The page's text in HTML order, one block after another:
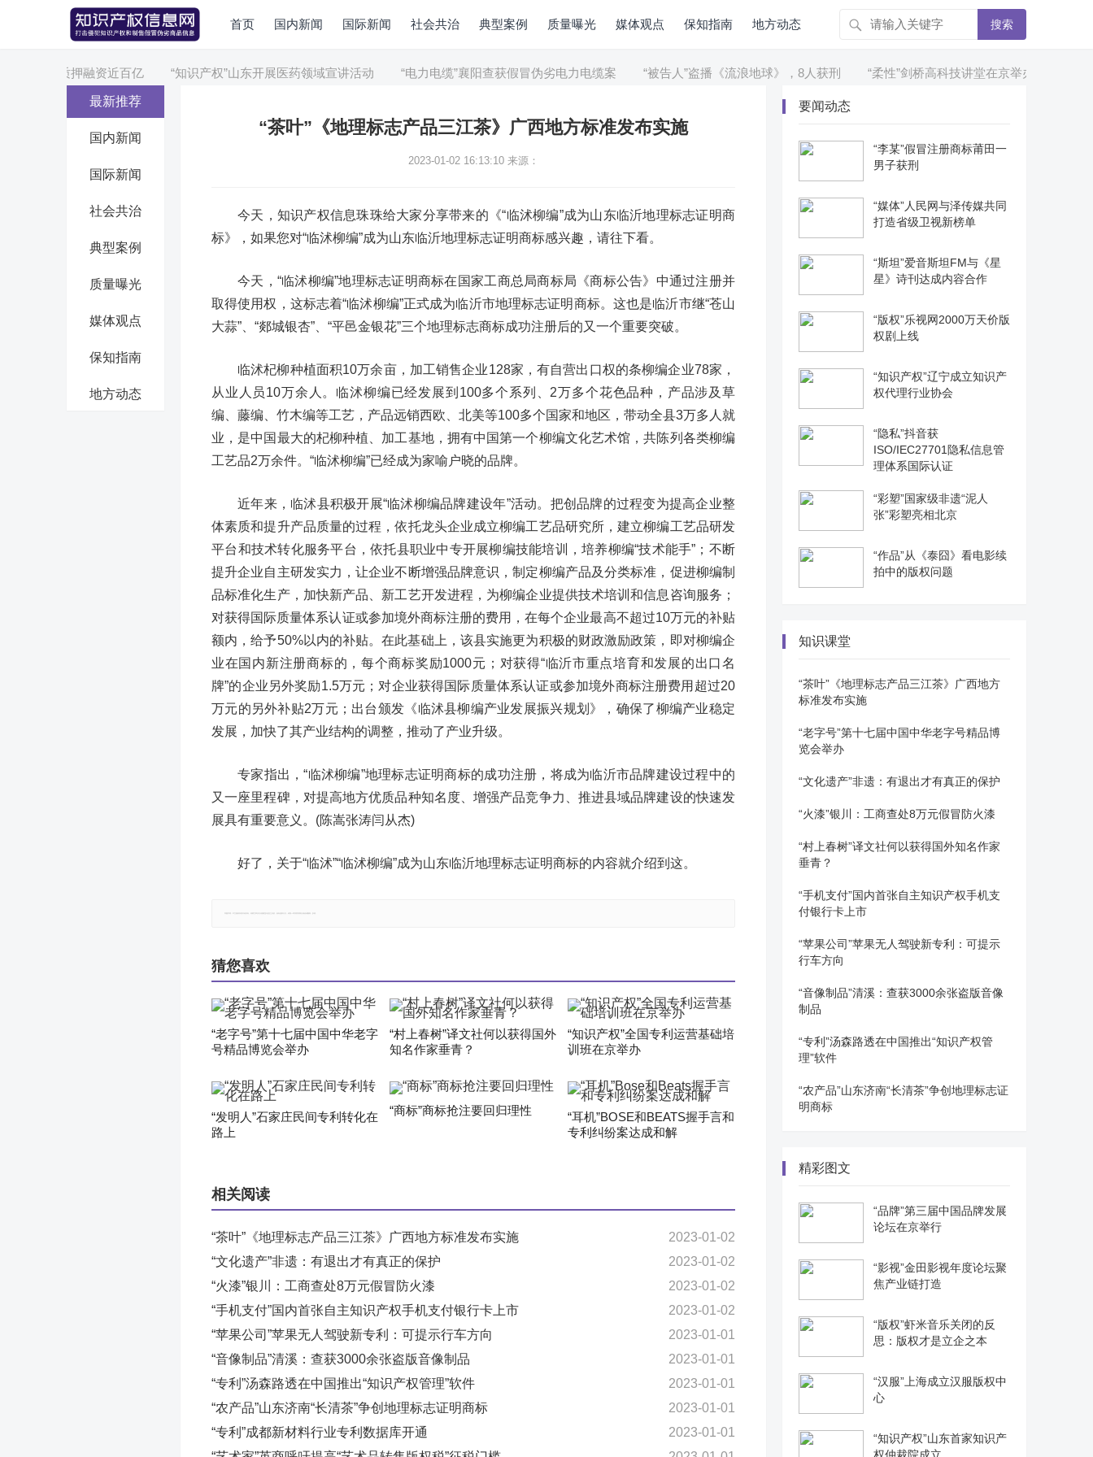
首页 国内新闻 国际新闻 社会共治 典型案例 质量曝光 媒体观点 保知指南 地方动态 搜索
识产权质押融资近百亿 “知识产权”山东开展医药领域宣讲活动 “电力电缆”襄阳查获假冒伪劣电力电缆案 “被告人”盗播《流浪地球》，8人获刑 “柔性”剑桥高科技讲堂在京举办
最新推荐
国内新闻
国际新闻
社会共治
典型案例
质量曝光
媒体观点
保知指南
地方动态
“茶叶”《地理标志产品三江茶》广西地方标准发布实施
2023-01-02 16:13:10 来源：
今天，知识产权信息珠珠给大家分享带来的《“临沭柳编”成为山东临沂地理标志证明商
标》，如果您对“临沭柳编”成为山东临沂地理标志证明商标感兴趣，请往下看。
今天，“临沭柳编”地理标志证明商标在国家工商总局商标局《商标公告》中通过注册并
取得使用权，这标志着“临沭柳编”正式成为临沂市地理标志证明商标。这也是临沂市继“苍山
大蒜”、“郯城银杏”、“平邑金银花”三个地理标志商标成功注册后的又一个重要突破。
临沭杞柳种植面积10万余亩，加工销售企业128家，有自营出口权的条柳编企业78家，
从业人员10万余人。临沭柳编已经发展到100多个系列、2万多个花色品种，产品涉及草
编、藤编、竹木编等工艺，产品远销西欧、北美等100多个国家和地区，带动全县3万多人就
业，是中国最大的杞柳种植、加工基地，拥有中国第一个柳编文化艺术馆，共陈列各类柳编
工艺品2万余件。“临沭柳编”已经成为家喻户晓的品牌。
近年来，临沭县积极开展“临沭柳编品牌建设年”活动。把创品牌的过程变为提高企业整
体素质和提升产品质量的过程，依托龙头企业成立柳编工艺品研究所，建立柳编工艺品研发
平台和技术转化服务平台，依托县职业中专开展柳编技能培训，培养柳编“技术能手”；不断
提升企业自主研发实力，让企业不断增强品牌意识，制定柳编产品及分类标准，促进柳编制
品标准化生产，加快新产品、新工艺开发进程，为柳编企业提供技术培训和信息咨询服务；
对获得国际质量体系认证或参加境外商标注册的费用，在每个企业最高不超过10万元的补贴
额内，给予50%以内的补贴。在此基础上，该县实施更为积极的财政激励政策，即对柳编企
业在国内新注册商标的，每个商标奖励1000元；对获得“临沂市重点培育和发展的出口名
牌”的企业另外奖励1.5万元；对企业获得国际质量体系认证或参加境外商标注册费用超过20
万元的另外补贴2万元；出台颁发《临沭县柳编产业发展振兴规划》，确保了柳编产业稳定
发展，加快了其产业结构的调整，推动了产业升级。
专家指出，“临沭柳编”地理标志证明商标的成功注册，将成为临沂市品牌建设过程中的
又一座里程碑，对提高地方优质品种知名度、增强产品竞争力、推进县域品牌建设的快速发
展具有重要意义。(陈嵩张涛闫从杰)
好了，关于“临沭”“临沭柳编”成为山东临沂地理标志证明商标的内容就介绍到这。
猜您喜欢
“老字号”第十七届中国中华老字
号精品博览会举办
“村上春树”译文社何以获得国外
知名作家垂青？
“知识产权”全国专利运营基础培
训班在京举办
“发明人”石家庄民间专利转化在
路上
“商标”商标抢注要回归理性
“耳机”BOSE和BEATS握手言和
专利纠纷案达成和解
相关阅读
“茶叶”《地理标志产品三江茶》广西地方标准发布实施
2023-01-02
“文化遗产”非遗：有退出才有真正的保护
2023-01-02
“火漆”银川：工商查处8万元假冒防火漆
2023-01-02
“手机支付”国内首张自主知识产权手机支付银行卡上市
2023-01-02
“苹果公司”苹果无人驾驶新专利：可提示行车方向
2023-01-01
“音像制品”清溪：查获3000余张盗版音像制品
2023-01-01
“专利”汤森路透在中国推出“知识产权管理”软件
2023-01-01
“农产品”山东济南“长清茶”争创地理标志证明商标
2023-01-01
“专利”成都新材料行业专利数据库开通
2023-01-01
要闻动态
“李某”假冒注册商标莆田一
男子获刑
“媒体”人民网与泽传媒共同
打造省级卫视新榜单
“斯坦”爱音斯坦FM与《星
星》诗刊达成内容合作
“版权”乐视网2000万天价版
权剧上线
“知识产权”辽宁成立知识产
权代理行业协会
“隐私”抖音获
ISO/IEC27701隐私信息管
理体系国际认证
“彩塑”国家级非遗“泥人
张”彩塑亮相北京
“作品”从《泰囧》看电影续
拍中的版权问题
知识课堂
“茶叶”《地理标志产品三江茶》广西地方
标准发布实施
“老字号”第十七届中国中华老字号精品博
览会举办
“文化遗产”非遗：有退出才有真正的保护
“火漆”银川：工商查处8万元假冒防火漆
“村上春树”译文社何以获得国外知名作家
垂青？
“手机支付”国内首张自主知识产权手机支
付银行卡上市
“苹果公司”苹果无人驾驶新专利：可提示
行车方向
“音像制品”清溪：查获3000余张盗版音像
制品
“专利”汤森路透在中国推出“知识产权管
理”软件
“农产品”山东济南“长清茶”争创地理标志证
明商标
精彩图文
“品牌”第三届中国品牌发展
论坛在京举行
“影视”金田影视年度论坛聚
焦产业链打造
“版权”虾米音乐关闭的反
思：版权才是立企之本
“汉服”上海成立汉服版权中
心
“知识产权”山东首家知识产